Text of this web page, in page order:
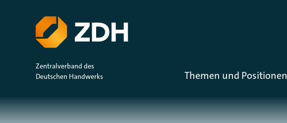
ZUM HAUPTINHALT SPRINGEN
Zentralverband des
Deutschen Handwerks
Themen und Positionen